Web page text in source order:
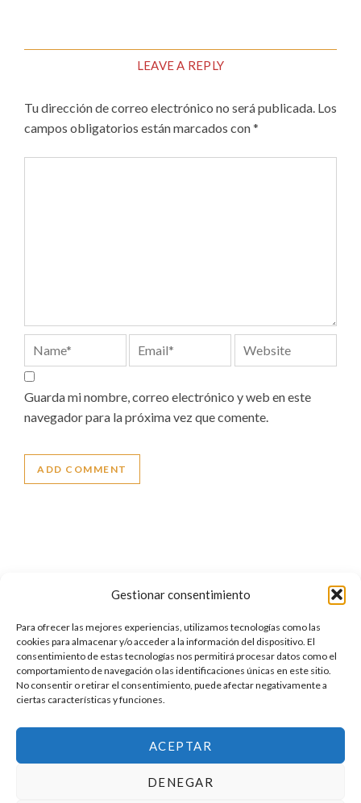
Gestionar consentimiento
Para ofrecer las mejores experiencias, utilizamos tecnologías como las
cookies para almacenar y/o acceder a la información del dispositivo. El
consentimiento de estas tecnologías nos permitirá procesar datos como el
comportamiento de navegación o las identificaciones únicas en este sitio.
No consentir o retirar el consentimiento, puede afectar negativamente a
ciertas características y funciones.
ACEPTAR
DENEGAR
LEAVE A REPLY
Tu dirección de correo electrónico no será publicada. Los
campos obligatorios están marcados con*
Guarda mi nombre, correo electrónico y web en este
navegador para la próxima vez que comente.